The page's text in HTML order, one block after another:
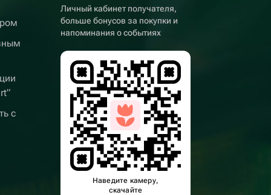
с
Личный кабинет получателя,
больше бонусов за покупки и
напоминания о событиях
Наведите камеру,
скачайте